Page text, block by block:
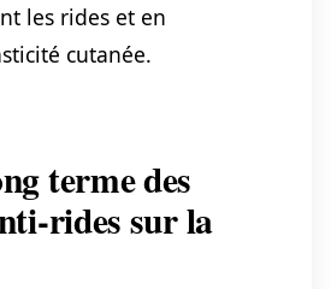
les rides et en
cutanée.
terme des
rides sur la